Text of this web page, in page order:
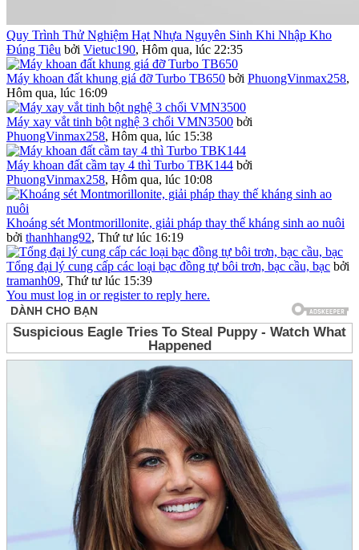
Quy Trình Thử Nghiệm Hạt Nhựa Nguyên Sinh Khi Nhập Kho
Đúng Tiêu bởi Vietuc190, Hôm qua, lúc 22:35
Máy khoan đất khung giá đỡ Turbo TB650 bởi PhuongVinmax258,
Hôm qua, lúc 16:09
Máy xay vắt tinh bột nghệ 3 chổi VMN3500 bởi
PhuongVinmax258, Hôm qua, lúc 15:38
Máy khoan đất cầm tay 4 thì Turbo TBK144 bởi
PhuongVinmax258, Hôm qua, lúc 10:08
Khoáng sét Montmorillonite, giải pháp thay thế kháng sinh ao nuôi
bởi thanhhang92, Thứ tư lúc 16:19
Tổng đại lý cung cấp các loại bạc đồng tự bôi trơn, bạc cầu, bạc bởi
tramanh09, Thứ tư lúc 15:39
You must log in or register to reply here.